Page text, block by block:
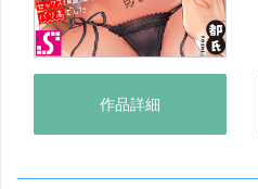
作品詳細